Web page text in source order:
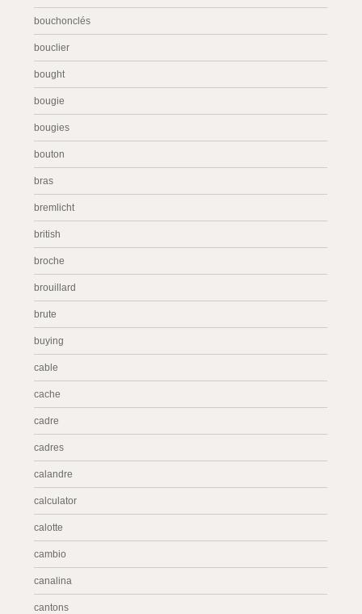
bouchonclés
bouclier
bought
bougie
bougies
bouton
bras
bremlicht
british
broche
brouillard
brute
buying
cable
cache
cadre
cadres
calandre
calculator
calotte
cambio
canalina
cantons